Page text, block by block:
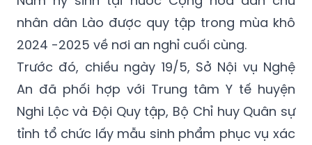
nhân dân Lào được quy tập trong mùa khô
2024 -2025 về nơi an nghỉ cuối cùng.
Trước đó, chiều ngày 19/5, Sở Nội vụ Nghệ
An đã phối hợp với Trung tâm Y tế huyện
Nghi Lộc và Đội Quy tập, Bộ Chỉ huy Quân sự
tỉnh tổ chức lấy mẫu sinh phẩm phục vụ xác